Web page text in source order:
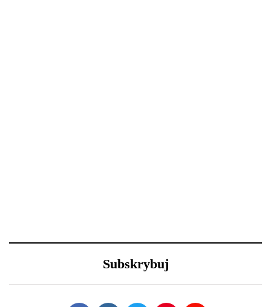
Efektowne fryzury
Lexus LFA Nürburgring
Package - co sprawia, że
jest aż tak wyjątkowy?
Subskrybuj